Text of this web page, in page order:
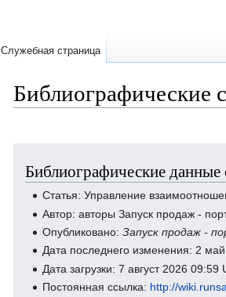
Библиографические
навигации
поиску
Библиографические
Статья: Управление
Автор: авторы Запуск продаж -
Опубликовано:Запуск продаж -
Дата последнего изменения: 2
Дата загрузки: 7 август 2026 09:59
Постоянная ссылка: http://
Служебная страница